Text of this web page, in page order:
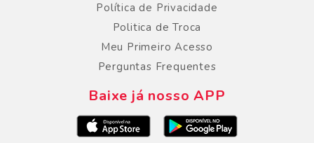
Política de Privacidade
Politica de Troca
Meu Primeiro Acesso
Perguntas Frequentes
Baixe já nosso APP